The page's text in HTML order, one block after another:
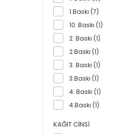
Ocak 2017 (1)
Ocak 2018 (2)
Temmuz 2020 (2)
1.Baskı (7)
10. Baskı (1)
2. Baskı (1)
2.Baskı (1)
3. Baskı (1)
3.Baskı (1)
4. Baskı (1)
4.Baskı (1)
KAĞIT CINSI